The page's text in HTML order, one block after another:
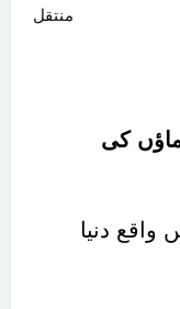
کی
واقع دنیا